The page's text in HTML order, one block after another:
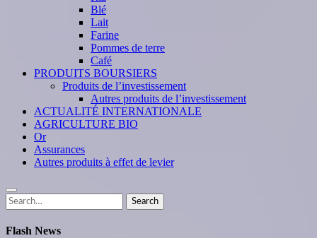
Blé
Lait
Farine
Pommes de terre
Café
PRODUITS BOURSIERS
Produits de l’investissement
Autres produits de l’investissement
ACTUALITÉ INTERNATIONALE
AGRICULTURE BIO
Or
Assurances
Autres produits à effet de levier
Search
for:
Search
Flash News